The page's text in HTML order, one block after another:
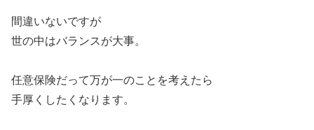
間違いないですが
世の中はバランスが大事。
任意保険だって万が一のことを考えたら
手厚くしたくなります。